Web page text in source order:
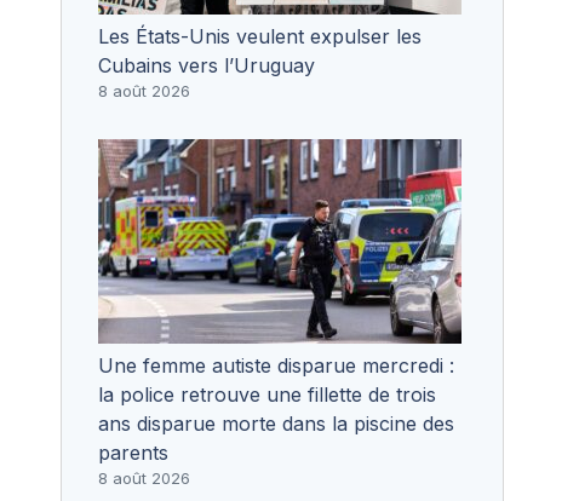
Les États-Unis veulent expulser les
Cubains vers l’Uruguay
8 août 2026
Une femme autiste disparue mercredi :
la police retrouve une fillette de trois
ans disparue morte dans la piscine des
parents
8 août 2026